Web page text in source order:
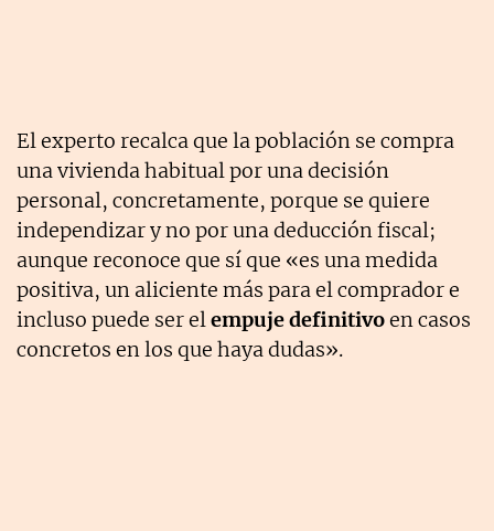
El experto recalca que la población se compra
una vivienda habitual por una decisión
personal, concretamente, porque se quiere
independizar y no por una deducción fiscal;
aunque reconoce que sí que «es una medida
positiva, un aliciente más para el comprador e
incluso puede ser elempuje definitivoen casos
concretos en los que haya dudas».